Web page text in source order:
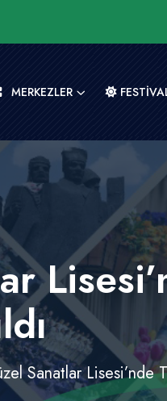
MERKEZLER
Sanatlar Lisesi’nde